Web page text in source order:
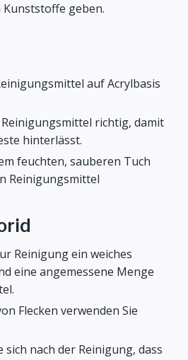
geben.
auf Acrylbasis
Reinigungsmittel richtig, damit
hinterlässt.
feuchten, sauberen Tuch
Reinigungsmittel
Reinigung ein weiches
eine angemessene Menge
Flecken verwenden Sie
sich nach der Reinigung, dass